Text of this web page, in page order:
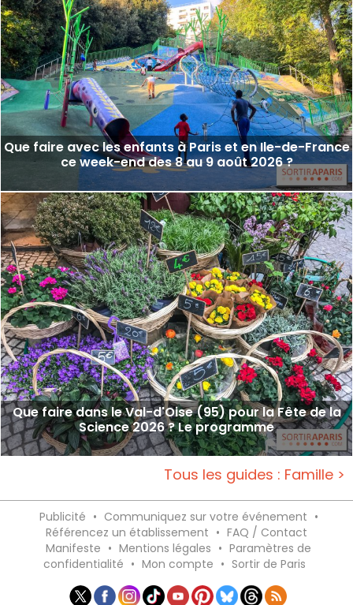
Que faire avec les enfants à Paris et en Ile-de-France
ce week-end des 8 au 9 août 2026 ?
Que faire dans le Val-d'Oise (95) pour la Fête de la
Science 2026 ? Le programme
Tous les guides : Famille >
Publicité • Communiquez sur votre événement •
Référencez un établissement • FAQ / Contact
Manifeste • Mentions légales • Paramètres de
confidentialité • Mon compte • Sortir de Paris